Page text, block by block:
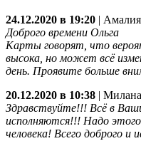
24.12.2020 в 19:20 Амалия
Доброго времени Ольга
Карты говорят, что
высока, но может всё
день. Проявите больше
20.12.2020 в 10:38
Здравствуйте!!! Всё в
исполняются!!! Надо
человека! Всего доброго и